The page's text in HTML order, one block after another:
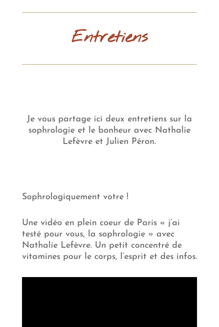
Entretiens
Je vous partage ici deux entretiens sur la
sophrologie et le bonheur avec Nathalie
Lefèvre et Julien Péron.
Sophrologiquement votre !
Une vidéo en plein coeur de Paris « j’ai
testé pour vous, la sophrologie » avec
Nathalie Lefèvre. Un petit concentré de
vitamines pour le corps, l’esprit et des infos.